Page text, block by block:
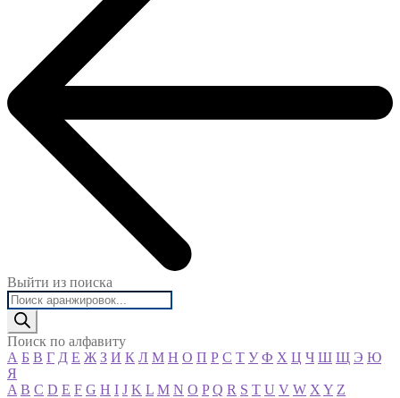
Выйти из поиска
Поиск
товаров
Поиск по алфавиту
А Б В Г Д Е Ж З И К Л М Н О П Р С Т У Ф Х Ц Ч Ш Щ Э Ю
Я
A B C D E F G H I J K L M N O P Q R S T U V W X Y Z